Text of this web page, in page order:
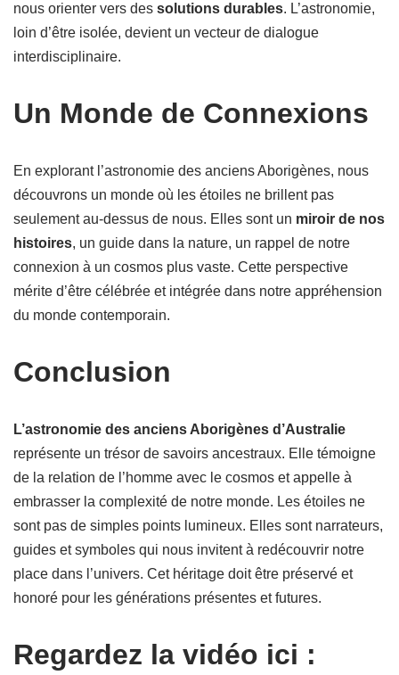
nous orienter vers des solutions durables. L’astronomie,
loin d’être isolée, devient un vecteur de dialogue
interdisciplinaire.
Un Monde de Connexions
En explorant l’astronomie des anciens Aborigènes, nous
découvrons un monde où les étoiles ne brillent pas
seulement au-dessus de nous. Elles sont un miroir de nos
histoires, un guide dans la nature, un rappel de notre
connexion à un cosmos plus vaste. Cette perspective
mérite d’être célébrée et intégrée dans notre appréhension
du monde contemporain.
Conclusion
L’astronomie des anciens Aborigènes d’Australie
représente un trésor de savoirs ancestraux. Elle témoigne
de la relation de l’homme avec le cosmos et appelle à
embrasser la complexité de notre monde. Les étoiles ne
sont pas de simples points lumineux. Elles sont narrateurs,
guides et symboles qui nous invitent à redécouvrir notre
place dans l’univers. Cet héritage doit être préservé et
honoré pour les générations présentes et futures.
Regardez la vidéo ici :